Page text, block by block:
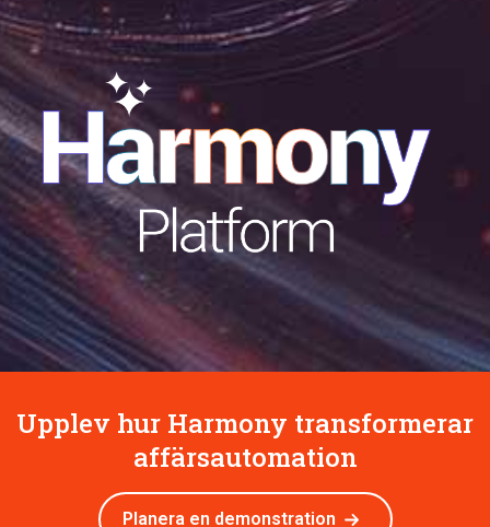
Upplev hur Harmony transformerar
affärsautomation
Planera en demonstration